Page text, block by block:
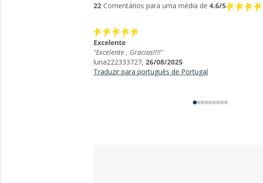
22 Comentários para uma média de 4.6/5
Excelente
"Excelente , Gracias!!!!"
luna222333727, 26/08/2025
Traduzir para português de Portugal